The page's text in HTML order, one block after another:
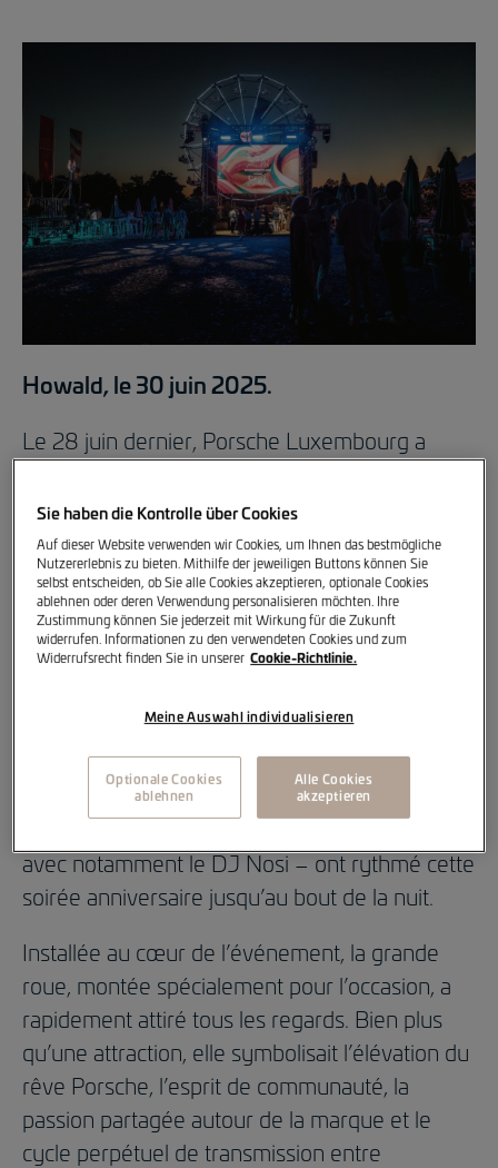
Howald, le 30 juin 2025.
Le 28 juin dernier, Porsche Luxembourg a
anniversaire. Un événement festif et
symbolique pour marquer la présence
historique de l’un des tout premiers
importateurs de la marque en Europe.
Dans une ambiance chaleureuse et résolument
plongés dans un univers inspiré de la
Schueberfouer : food corners gastronomiques
mettant à l’honneur les spécialités locales,
animations traditionnelles et musique live –
avec notamment le DJ Nosi – ont rythmé cette
soirée anniversaire jusqu’au bout de la nuit.
Installée au cœur de l’événement, la grande
roue, montée spécialement pour l’occasion, a
rapidement attiré tous les regards. Bien plus
qu’une attraction, elle symbolisait l’élévation du
rêve Porsche, l’esprit de communauté, la
passion partagée autour de la marque et le
cycle perpétuel de transmission entre
Sie haben die Kontrolle über Cookies
Auf dieser Website verwenden wir Cookies, um Ihnen das bestmögliche
Nutzererlebnis zu bieten. Mithilfe der jeweiligen Buttons können Sie
selbst entscheiden, ob Sie alle Cookies akzeptieren, optionale Cookies
ablehnen oder deren Verwendung personalisieren möchten. Ihre
Zustimmung können Sie jederzeit mit Wirkung für die Zukunft
widerrufen. Informationen zu den verwendeten Cookies und zum
Widerrufsrecht finden Sie in unserer Cookie-Richtlinie.
Meine Auswahl individualisieren
Optionale Cookies
ablehnen
Alle Cookies
akzeptieren